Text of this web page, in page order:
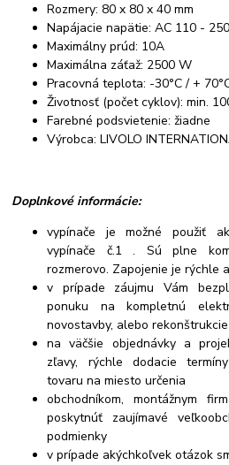
Rozmery: 80 x 80 x 40 mm
Napájacie napätie: AC 110 -
Maximálny prúd: 10A
Maximálna záťaž: 2500 W
Pracovná teplota: -30°C / +
Životnosť (počet cyklov): min.
Farebné podsvietenie: žiadne
Výrobca: LIVOLO
Doplnkové informácie:
vypínače je možné použiť
vypínače č.1 . Sú plne
rozmerovo. Zapojenie je rýchle
v prípade záujmu Vám
ponuku na kompletnú
novostavby, alebo rekonštrukcie
na väčšie objednávky a
zľavy, rýchle dodacie
tovaru na miesto určenia
obchodníkom, montážnym
poskytnúť zaujímavé
podmienky
v prípade akýchkoľvek otázok